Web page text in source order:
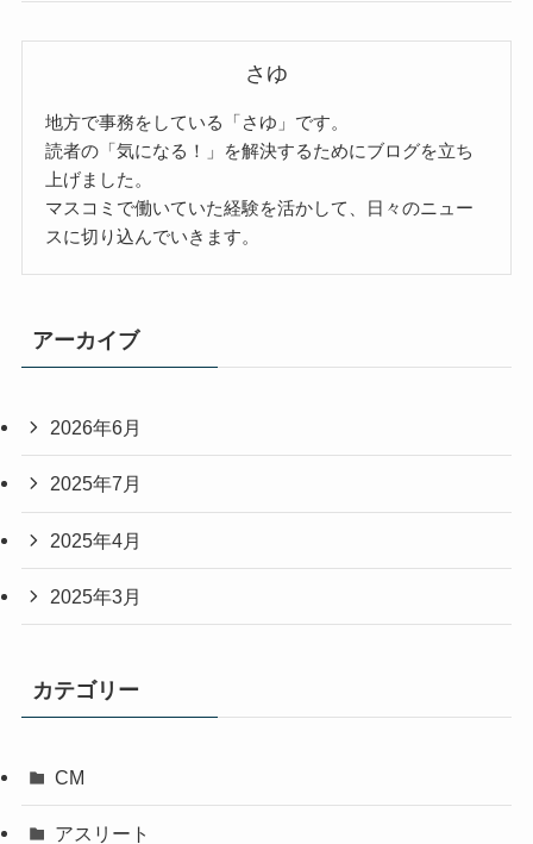
さゆ
地方で事務をしている「さゆ」です。
読者の「気になる！」を解決するためにブログを立ち
上げました。
マスコミで働いていた経験を活かして、日々のニュー
スに切り込んでいきます。
アーカイブ
2026年6月
2025年7月
2025年4月
2025年3月
カテゴリー
CM
アスリート